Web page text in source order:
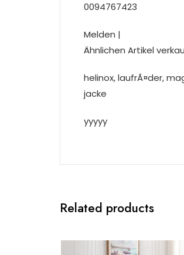
0094767423
Melden |
Ähnlichen Artikel
helinox, laufrÃ¤der,
jacke
yyyyy
Related products